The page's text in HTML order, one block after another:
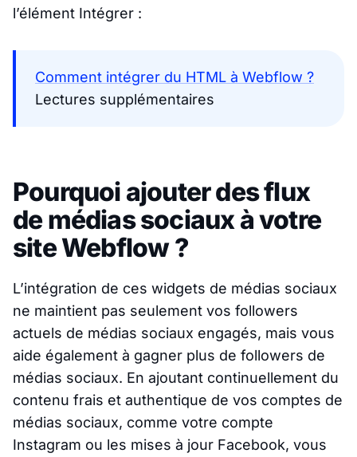
l’élément Intégrer :
Comment intégrer du HTML à Webflow ?
Lectures supplémentaires
Pourquoi ajouter des flux
de médias sociaux à votre
site Webflow ?
L’intégration de ces widgets de médias sociaux
ne maintient pas seulement vos followers
actuels de médias sociaux engagés, mais vous
aide également à gagner plus de followers de
médias sociaux. En ajoutant continuellement du
contenu frais et authentique de vos comptes de
médias sociaux, comme votre compte
Instagram ou les mises à jour Facebook, vous